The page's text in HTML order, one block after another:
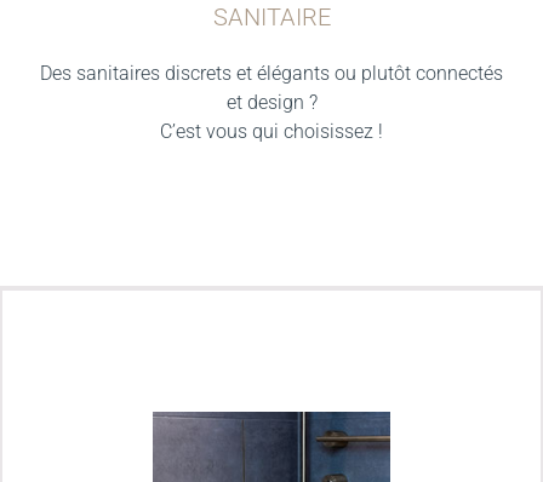
SANITAIRE
Des sanitaires discrets et élégants ou plutôt connectés
et design ?
C’est vous qui choisissez !